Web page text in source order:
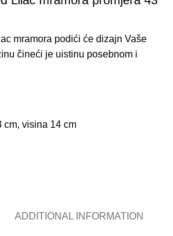
mramora podići će dizajn Vaše
čineći je uistinu posebnom i
cm, visina 14 cm
ADDITIONAL INFORMATION